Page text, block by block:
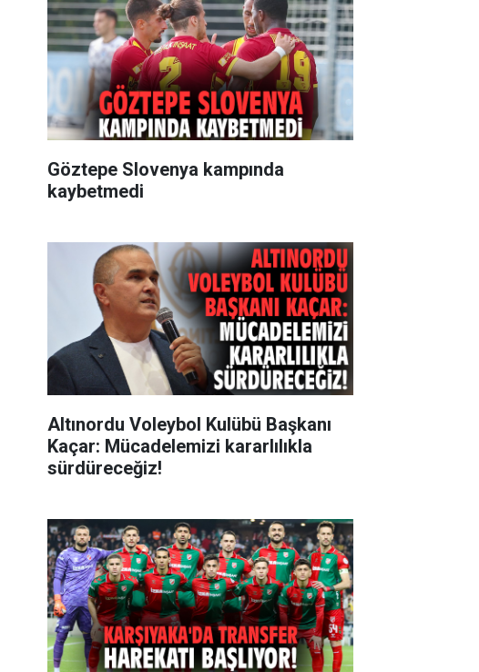
Göztepe Slovenya kampında
kaybetmedi
Altınordu Voleybol Kulübü Başkanı
Kaçar: Mücadelemizi kararlılıkla
sürdüreceğiz!